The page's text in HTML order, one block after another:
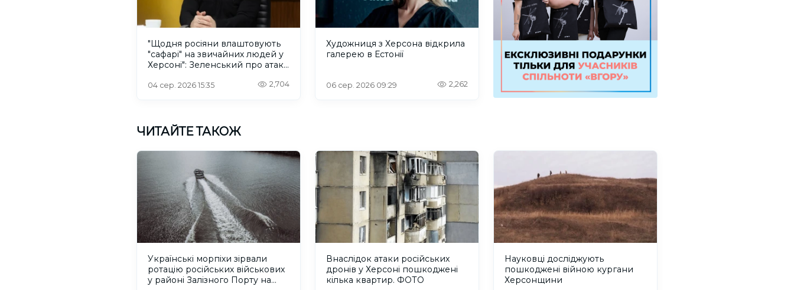
"Щодня росіяни влаштовують
"сафарі" на звичайних людей у
Херсоні": Зеленський про атаку
04 сер. 2026 15:35 2,704
Художниця з Херсона відкрила
галерею в Естонії
06 сер. 2026 09:29 2,262
ЧИТАЙТЕ ТАКОЖ
Українські морпіхи зірвали
ротацію російських військових
у районі Залізного Порту на
Внаслідок атаки російських
дронів у Херсоні пошкоджені
кілька квартир. ФОТО
Науковці досліджують
пошкоджені війною кургани
Херсонщини